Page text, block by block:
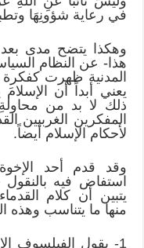
في رعاية شؤونِهَا
وهكذا يتضح مدى بعد
هذا- عن النظام
المدنية ظهرت كفكرة
يعني أبداً أن
ذلك لا بد من
المفكرين الغربيين
لأحكام الإسلام أيضاً.
وقد قدم أحد
استفاض فيه
يتبين أن كلام
منها ما يتناسب وهذه